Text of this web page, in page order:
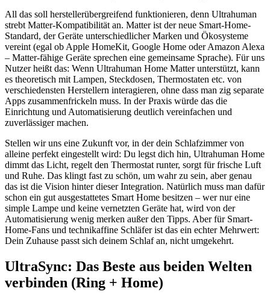
All das soll herstellerübergreifend funktionieren, denn Ultrahuman
strebt Matter-Kompatibilität an. Matter ist der neue Smart-Home-
Standard, der Geräte unterschiedlicher Marken und Ökosysteme
vereint (egal ob Apple HomeKit, Google Home oder Amazon Alexa
– Matter-fähige Geräte sprechen eine gemeinsame Sprache). Für uns
Nutzer heißt das: Wenn Ultrahuman Home Matter unterstützt, kann
es theoretisch mit Lampen, Steckdosen, Thermostaten etc. von
verschiedensten Herstellern interagieren, ohne dass man zig separate
Apps zusammenfrickeln muss. In der Praxis würde das die
Einrichtung und Automatisierung deutlich vereinfachen und
zuverlässiger machen.
Stellen wir uns eine Zukunft vor, in der dein Schlafzimmer von
alleine perfekt eingestellt wird: Du legst dich hin, Ultrahuman Home
dimmt das Licht, regelt den Thermostat runter, sorgt für frische Luft
und Ruhe. Das klingt fast zu schön, um wahr zu sein, aber genau
das ist die Vision hinter dieser Integration. Natürlich muss man dafür
schon ein gut ausgestattetes Smart Home besitzen – wer nur eine
simple Lampe und keine vernetzten Geräte hat, wird von der
Automatisierung wenig merken außer den Tipps. Aber für Smart-
Home-Fans und technikaffine Schläfer ist das ein echter Mehrwert:
Dein Zuhause passt sich deinem Schlaf an, nicht umgekehrt.
UltraSync: Das Beste aus beiden Welten
verbinden (Ring + Home)